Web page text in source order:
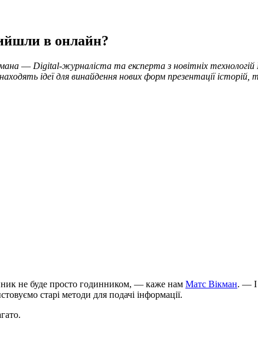
в онлайн?
― Digital-журналіста та експерта з новітніх
ідеї для винайдення нових форм презентації історій,
не буде просто годинником, ― каже нам Матс Вікман. ― І
старі методи для подачі інформації.